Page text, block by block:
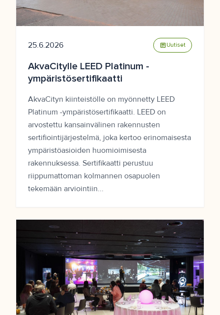
25.6.2026 article Uutiset
AkvaCitylle LEED Platinum -
ympäristösertifikaatti
AkvaCityn kiinteistölle on myönnetty LEED
Platinum -ympäristösertifikaatti. LEED on
arvostettu kansainvälinen rakennusten
sertifiointijärjestelmä, joka kertoo erinomaisesta
ympäristöasioiden huomioimisesta
rakennuksessa. Sertifikaatti perustuu
riippumattoman kolmannen osapuolen
tekemään arviointiin...